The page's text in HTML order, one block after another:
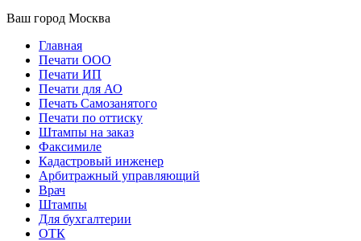
Ваш город Москва
Главная
Печати ООО
Печати ИП
Печати для АО
Печать Самозанятого
Печати по оттиску
Штампы на заказ
Факсимиле
Кадастровый инженер
Арбитражный управляющий
Врач
Штампы
Для бухгалтерии
ОТК